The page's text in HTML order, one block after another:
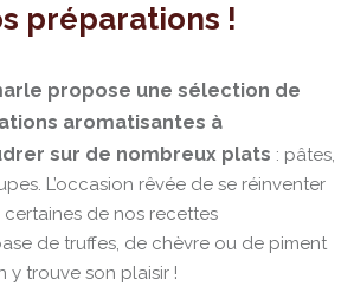
préparations !
propose une sélection de
aromatisantes à
sur de nombreux plats : pâtes,
L’occasion rêvée de se réinventer
de nos recettes
de truffes, de chèvre ou de piment
y trouve son plaisir !